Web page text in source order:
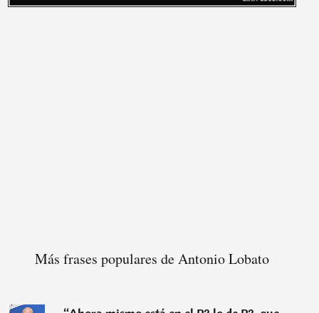
Más frases populares de Antonio Lobato